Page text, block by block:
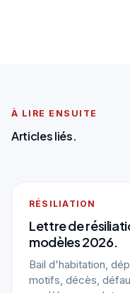
À LIRE ENSUITE
Articles liés.
RÉSILIATION
Lettre de
modèles 2026.
Bail d'habitation,
motifs, décès,